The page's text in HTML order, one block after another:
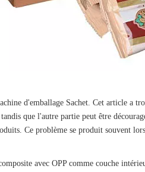
d'emballage Sachet. Cet article a
que l'autre partie peut être
Ce problème se produit souvent
avec OPP comme couche